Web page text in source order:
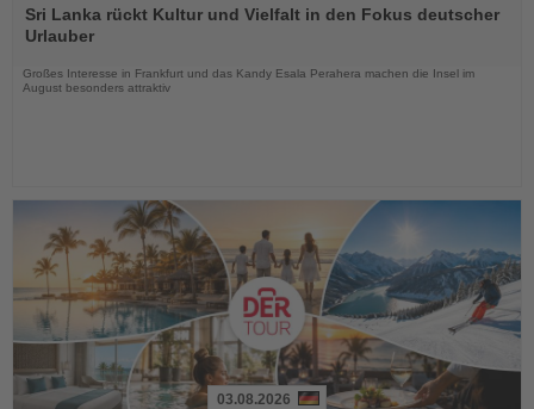
Sie
die
Sri Lanka rückt Kultur und Vielfalt in den Fokus deutscher
Urlauber
Großes Interesse in Frankfurt und das Kandy Esala Perahera machen die Insel im
August besonders attraktiv
03.08.2026